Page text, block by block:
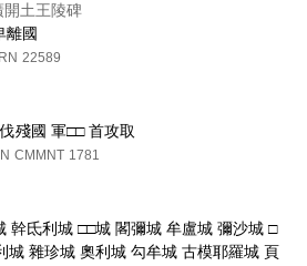
土王陵碑
離國
22589
殘國 軍□□ 首攻取
CMMNT 1781
幹氐利城 □□城 閣彌城 牟盧城 彌沙城 □
城 雜珍城 奧利城 勾牟城 古模耶羅城 頁